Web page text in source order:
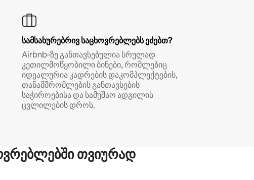
სამსახურებრივ საცხოვრებლებს ეძებთ?
Airbnb‑ზე განთავსებულია სრულად
კეთილმოწყობილი ბინები, რომლებიც
იდეალურია კადრების დაკომპლექტების,
თანამშრომლების განთავსების
საჭიროებისა და სამუშაო ადგილის
ცვლილების დროს.
თვიურად